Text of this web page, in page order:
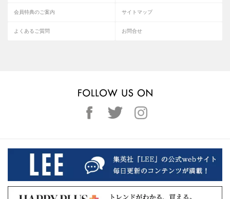
会員特典のご案内 サイトマップ
よくあるご質問 お問合せ